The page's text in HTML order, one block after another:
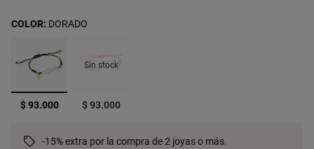
seleccionado
$ 93.000
Sin stock
$ 93.000
COLOR: DORADO
-15% extra por la compra de 2 joyas o más.